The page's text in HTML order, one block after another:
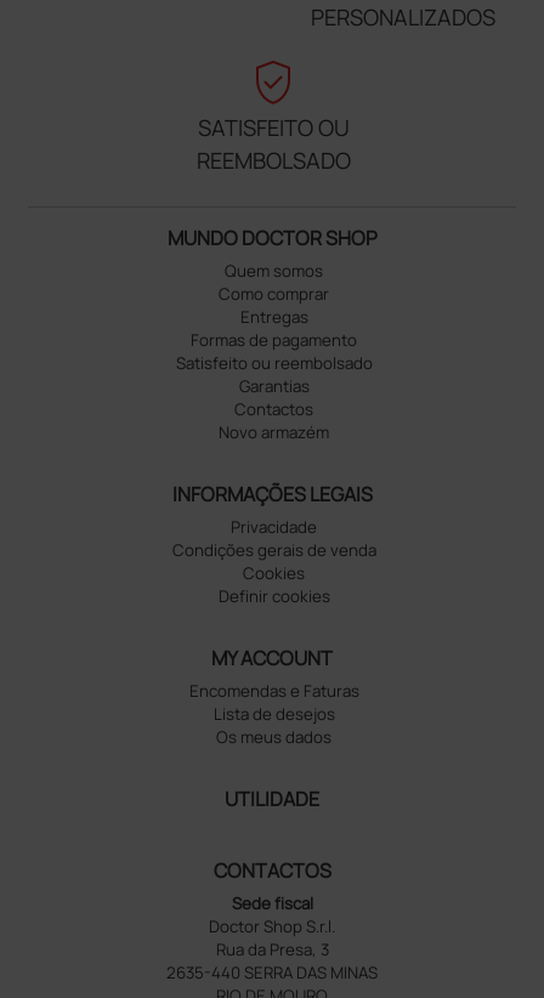
PERSONALIZADOS
verified_user
SATISFEITO OU
REEMBOLSADO
MUNDO DOCTOR SHOP
Quem somos
Como comprar
Entregas
Formas de pagamento
Satisfeito ou reembolsado
Garantias
Contactos
Novo armazém
INFORMAÇÕES LEGAIS
Privacidade
Condições gerais de venda
Cookies
Definir cookies
MY ACCOUNT
Encomendas e Faturas
Lista de desejos
Os meus dados
UTILIDADE
CONTACTOS
Sede fiscal
Doctor Shop S.r.l.
Rua da Presa, 3
2635-440 SERRA DAS MINAS